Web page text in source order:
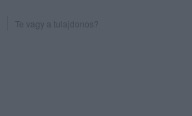
Te vagy a tulajdonos?